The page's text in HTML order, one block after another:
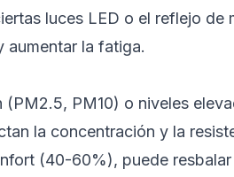
luces LED o el reflejo de
aumentar la fatiga.
(PM2.5, PM10) o niveles
la concentración y la
(40-60%), puede